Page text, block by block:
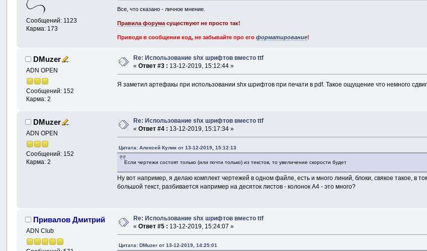
Сообщений: 1123
Карма: 173
Все, что сказано - личное мнение.
Правила форума существуют не просто так!
Приводя в сообщении код, не забывайте про его форматирование!
DMuzer
ADN OPEN
Сообщений: 152
Карма: 2
Re: Использование shx шрифтов вместо ttf
«Ответ #3 : 13-12-2019, 15:12:44 »
Я заметил артефакы при использовании shx шрифтов при печати в pdf. Такое ощущение что немного
DMuzer
ADN OPEN
Сообщений: 152
Карма: 2
Re: Использование shx шрифтов вместо ttf
«Ответ #4 : 13-12-2019, 15:17:34 »
Цитата: Алексей Кулик от 13-12-2019, 15:12:13
Если чертежи состоят только (или почти только) из текстов, то увеличение скорости будет
Ну вот например, я делаю комплект чертежей в одном файле, есть и много линий, блоки, свякое такое, в
большой текст, разбивается например на десяток листов - колонок А4 - это много?
Привалов Дмитрий
ADN Club
Re: Использование shx шрифтов вместо ttf
«Ответ #5 : 13-12-2019, 15:24:07 »
Цитата: DMuzer от 13-12-2019, 14:25:01